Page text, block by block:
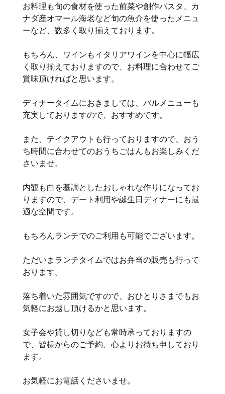
お料理も旬の食材を使った前菜や創作パスタ、カ
ナダ産オマール海老など旬の魚介を使ったメニュ
ーなど、数多く取り揃えております。
もちろん、ワインもイタリアワインを中心に幅広
く取り揃えておりますので、お料理に合わせてご
賞味頂ければと思います。
ディナータイムにおきましては、バルメニューも
充実しておりますので、おすすめです。
また、テイクアウトも行っておりますので、おう
ち時間に合わせてのおうちごはんもお楽しみくだ
さいませ。
内観も白を基調としたおしゃれな作りになってお
りますので、デート利用や誕生日ディナーにも最
適な空間です。
もちろんランチでのご利用も可能でございます。
ただいまランチタイムではお弁当の販売も行って
おります。
落ち着いた雰囲気ですので、おひとりさまでもお
気軽にお越し頂けるかと思います。
女子会や貸し切りなども常時承っておりますの
で、皆様からのご予約、心よりお待ち申しており
ます。
お気軽にお電話くださいませ。